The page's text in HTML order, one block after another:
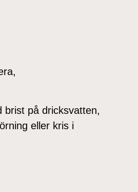
brist på dricksvatten,
eller kris i